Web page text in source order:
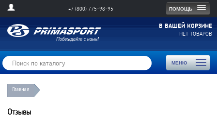
ПОМОЩЬ
+7 (800) 775-98-95
В ВАШЕЙ КОРЗИНЕ
НЕТ ТОВАРОВ
МЕНЮ
Toggle
Главная
Отзывы